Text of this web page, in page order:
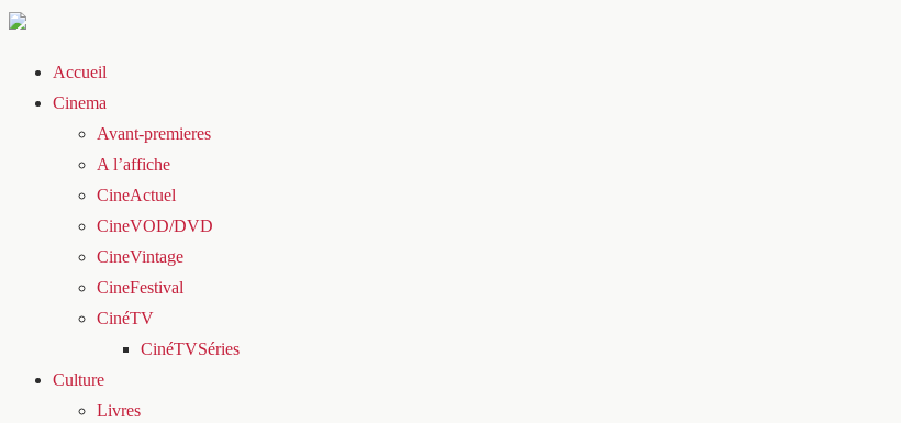
Accueil
Cinema
Avant-premieres
A l’affiche
CineActuel
CineVOD/DVD
CineVintage
CineFestival
CinéTV
CinéTVSéries
Culture
Livres